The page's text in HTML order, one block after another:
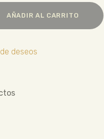
AÑADIR AL CARRITO
deseos